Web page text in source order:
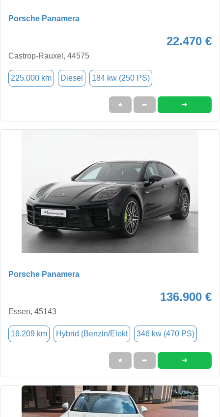
Porsche Panamera
22.470 €
Castrop-Rauxel, 44575
225.000 km Diesel 184 kw (250 PS)
★ ➦ ➜
Porsche Panamera
136.900 €
Essen, 45143
16.209 km Hybrid (Benzin/Elekt 346 kw (470 PS)
★ ➦ ➜